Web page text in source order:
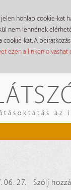
honlap cookie-kat
nem lennének
cookie-kat. A
ezen a linken olvashat
az
06. 27.
Szólj